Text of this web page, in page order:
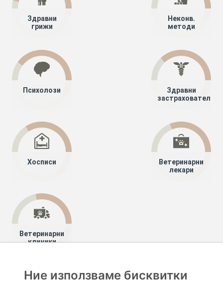
Здравни
грижи
Неконв.
методи
Психолози
Здравни
застрахователи
Хосписи
Ветеринарни
лекари
Ветеринарни
клиники
Специалисти
Ние използваме бисквитки